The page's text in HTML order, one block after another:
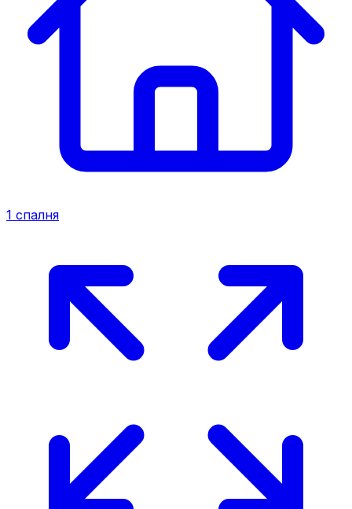
1 спалня